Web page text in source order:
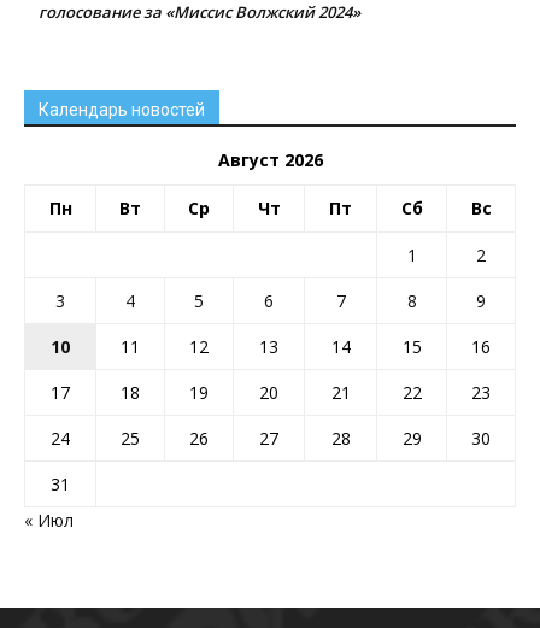
голосование за «Миссис Волжский 2024»
Календарь новостей
Август 2026
Пн Вт Ср Чт Пт Сб Вс
1
2
3
4 5 6 7 8
9
10
11 12 13 14 15
16
17
18 19 20 21 22
23
24
25 26 27 28 29
30
31
« Июл